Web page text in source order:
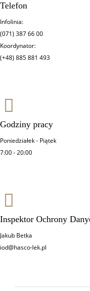
Telefon
Infolinia:
(071) 387 66 00
Koordynator:
(+48) 885 881 493
Godziny pracy
Poniedziałek - Piątek
7:00 - 20:00
Inspektor Ochrony
Jakub Betka
iod@hasco-lek.pl